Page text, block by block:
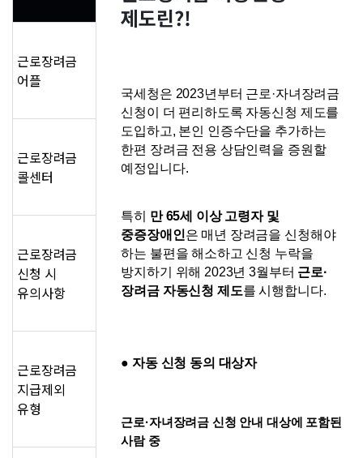
제도린?!
국세청은 2023년부터 근로·자녀장려금
신청이 더 편리하도록 자동신청 제도를
도입하고, 본인 인증수단을 추가하는
한편 장려금 전용 상담인력을 증원할
예정입니다.
특히 만 65세 이상 고령자 및
중증장애인은 매년 장려금을 신청해야
하는 불편을 해소하고 신청 누락을
방지하기 위해 2023년 3월부터 근로·
장려금 자동신청 제도를 시행합니다.
● 자동 신청 동의 대상자
근로·자녀장려금 신청 안내 대상에 포함된
사람 중
근로장려금
어플
근로장려금
콜센터
근로장려금
신청 시
유의사항
근로장려금
지급제외
유형